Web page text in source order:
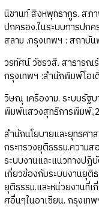
นิชานท์ สิงหพุทธากูร. สภ
ปกครอง.ในระบบการปกค
สลาม .กรุงเทพฯ : สถาบัน
วรทัศน์ วัชรวสี. สาธารณ
กรุงเทพฯ :สำนักพิมพ์โอเ
วิษณุ เครืองาม. ระบบรัฐ
พิมพ์แสวงสุทธิการพิมพ์
สำนักนโยบายและยุทธศา
กระทรวงยุติธรรม.ความ
ระบบงานและแนวทางปฏิ
เกี่ยวข้องกับระบบงานยุติ
ยุติธรรม.และหน่วยงานที่เ
ศอื่นๆในอาเซียน. กรุงเ